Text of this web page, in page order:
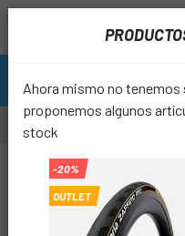
Ahora mismo no
proponemos algunos
stock
-20%
OUTLET